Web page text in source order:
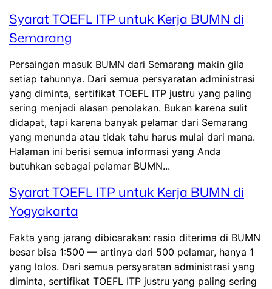
Syarat TOEFL ITP untuk Kerja BUMN di
Semarang
Persaingan masuk BUMN dari Semarang makin gila
setiap tahunnya. Dari semua persyaratan administrasi
yang diminta, sertifikat TOEFL ITP justru yang paling
sering menjadi alasan penolakan. Bukan karena sulit
didapat, tapi karena banyak pelamar dari Semarang
yang menunda atau tidak tahu harus mulai dari mana.
Halaman ini berisi semua informasi yang Anda
butuhkan sebagai pelamar BUMN...
Syarat TOEFL ITP untuk Kerja BUMN di
Yogyakarta
Fakta yang jarang dibicarakan: rasio diterima di BUMN
besar bisa 1:500 — artinya dari 500 pelamar, hanya 1
yang lolos. Dari semua persyaratan administrasi yang
diminta, sertifikat TOEFL ITP justru yang paling sering